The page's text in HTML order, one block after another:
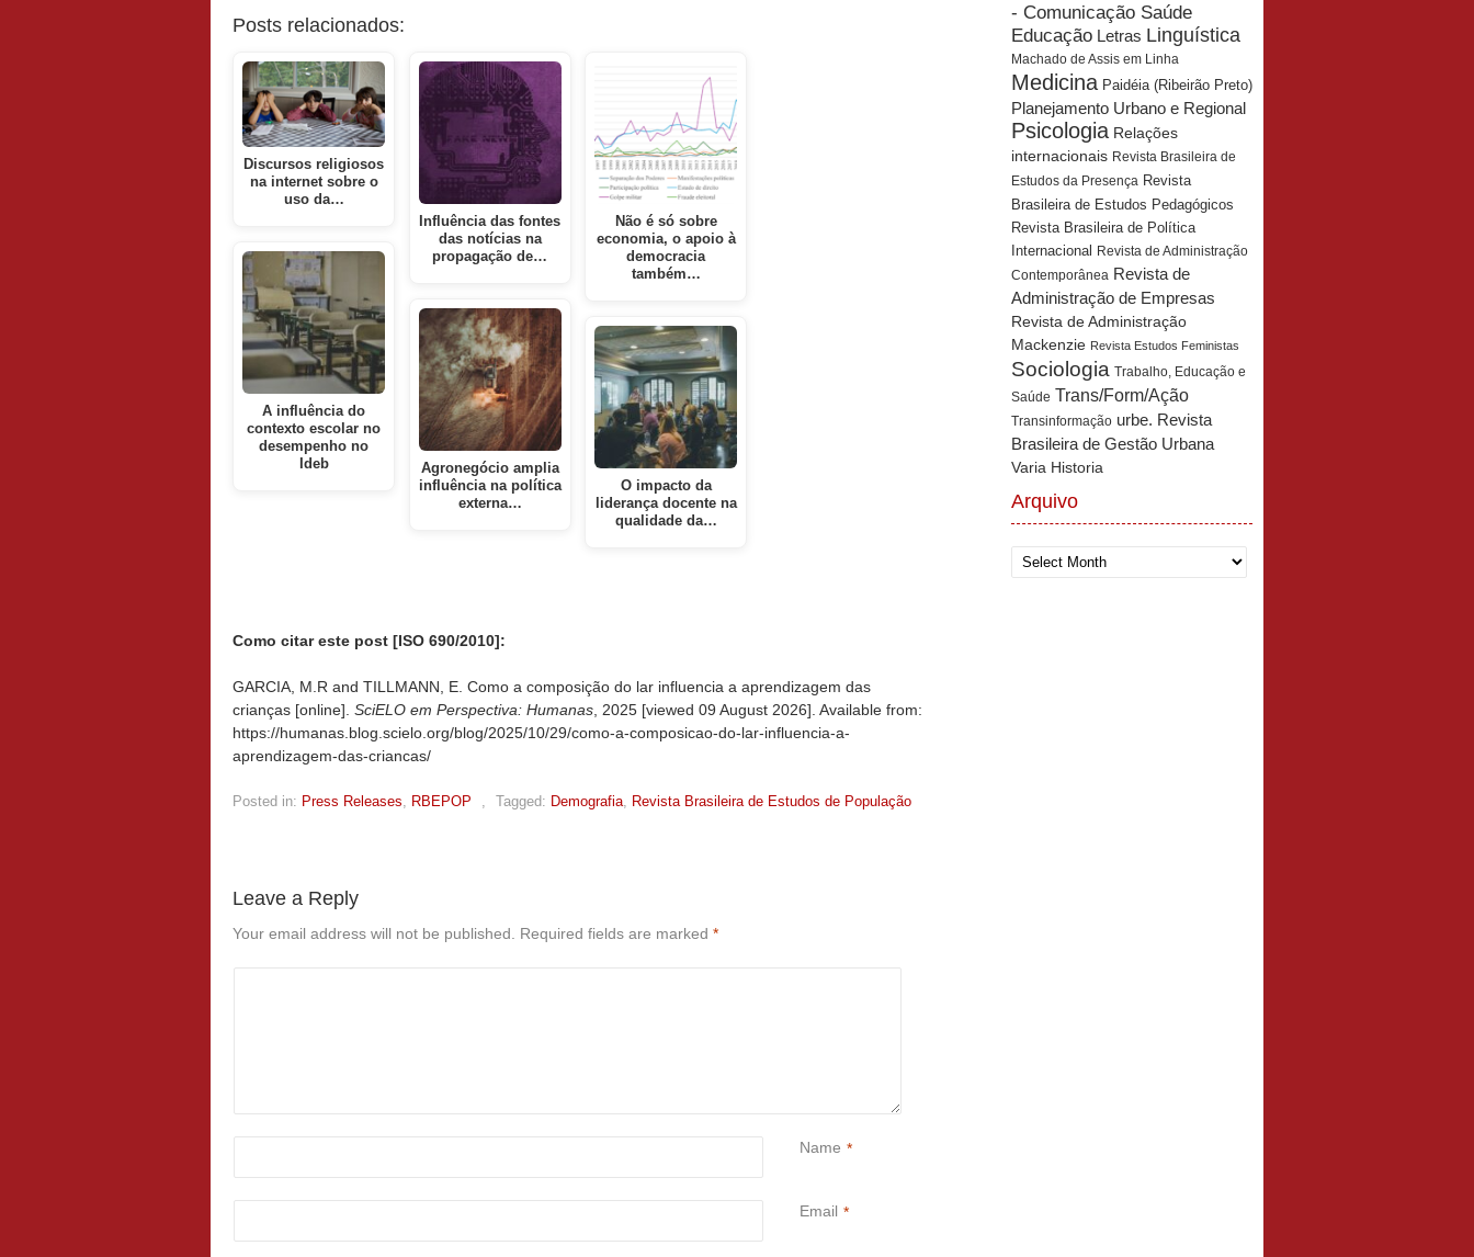
Posts relacionados:
Discursos religiosos
na internet sobre o
uso da…
A influência do
contexto escolar no
desempenho no
Ideb
Influência das fontes
das notícias na
propagação de…
Agronegócio amplia
influência na política
externa…
Não é só sobre
economia, o apoio à
democracia
também…
O impacto da
liderança docente na
qualidade da…
Como citar este post [ISO 690/2010]:
GARCIA, M.R and TILLMANN, E. Como a composição do lar influencia a aprendizagem das
crianças [online]. SciELO em Perspectiva: Humanas, 2025 [viewed 09 August 2026]. Available from:
https://humanas.blog.scielo.org/blog/2025/10/29/como-a-composicao-do-lar-influencia-a-
aprendizagem-das-criancas/
Posted in: Press Releases, RBEPOP , Tagged: Demografia, Revista Brasileira de Estudos de População
Leave a Reply
Your email address will not be published. Required fields are marked *
Name *
Email *
- Comunicação Saúde
Educação Letras Linguística
Machado de Assis em Linha
Medicina Paidéia (Ribeirão Preto)
Planejamento Urbano e Regional
Psicologia Relações
internacionais Revista Brasileira de
Estudos da Presença Revista
Brasileira de Estudos Pedagógicos
Revista Brasileira de Política
Internacional Revista de Administração
Contemporânea Revista de
Administração de Empresas
Revista de Administração
Mackenzie Revista Estudos Feministas
Sociologia Trabalho, Educação e
Saúde Trans/Form/Ação
Transinformação urbe. Revista
Brasileira de Gestão Urbana
Varia Historia
Arquivo
Arquivo